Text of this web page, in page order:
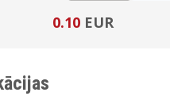
0.10 EUR